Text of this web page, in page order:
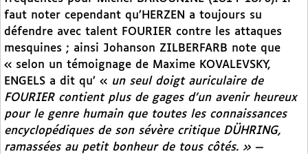
faut noter cependant qu’HERZEN a toujours su
défendre avec talent FOURIER contre les attaques
mesquines ; ainsi Johanson ZILBERFARB note que
« selon un témoignage de Maxime KOVALEVSKY,
ENGELS a dit qu’ « un seul doigt auriculaire de
FOURIER contient plus de gages d’un avenir heureux
pour le genre humain que toutes les connaissances
encyclopédiques de son sévère critique DÜHRING,
ramassées au petit bonheur de tous côtés. » —